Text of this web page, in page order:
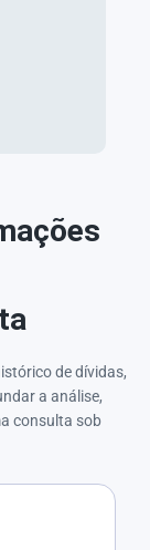
de dívidas,
a análise,
consulta sob